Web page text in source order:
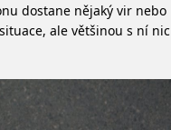
dostane nějaký vir nebo
ale většinou s ní nic